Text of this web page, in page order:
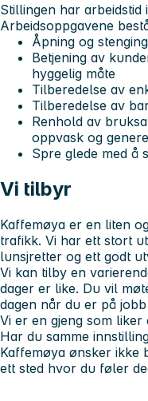
Stillingen har
Arbeidsoppgavene
Åpning og
Betjening av
hyggelig måte
Tilberedelse av
Tilberedelse av
Renhold av
oppvask og
Spre glede med å
Vi tilbyr
Kaffemøya er en liten
trafikk. Vi har ett stort
lunsjretter og ett godt
Vi kan tilby en
dager er like. Du vil
dagen når du er på
Vi er en gjeng som
Har du samme
Kaffemøya ønsker ikke
ett sted hvor du føler